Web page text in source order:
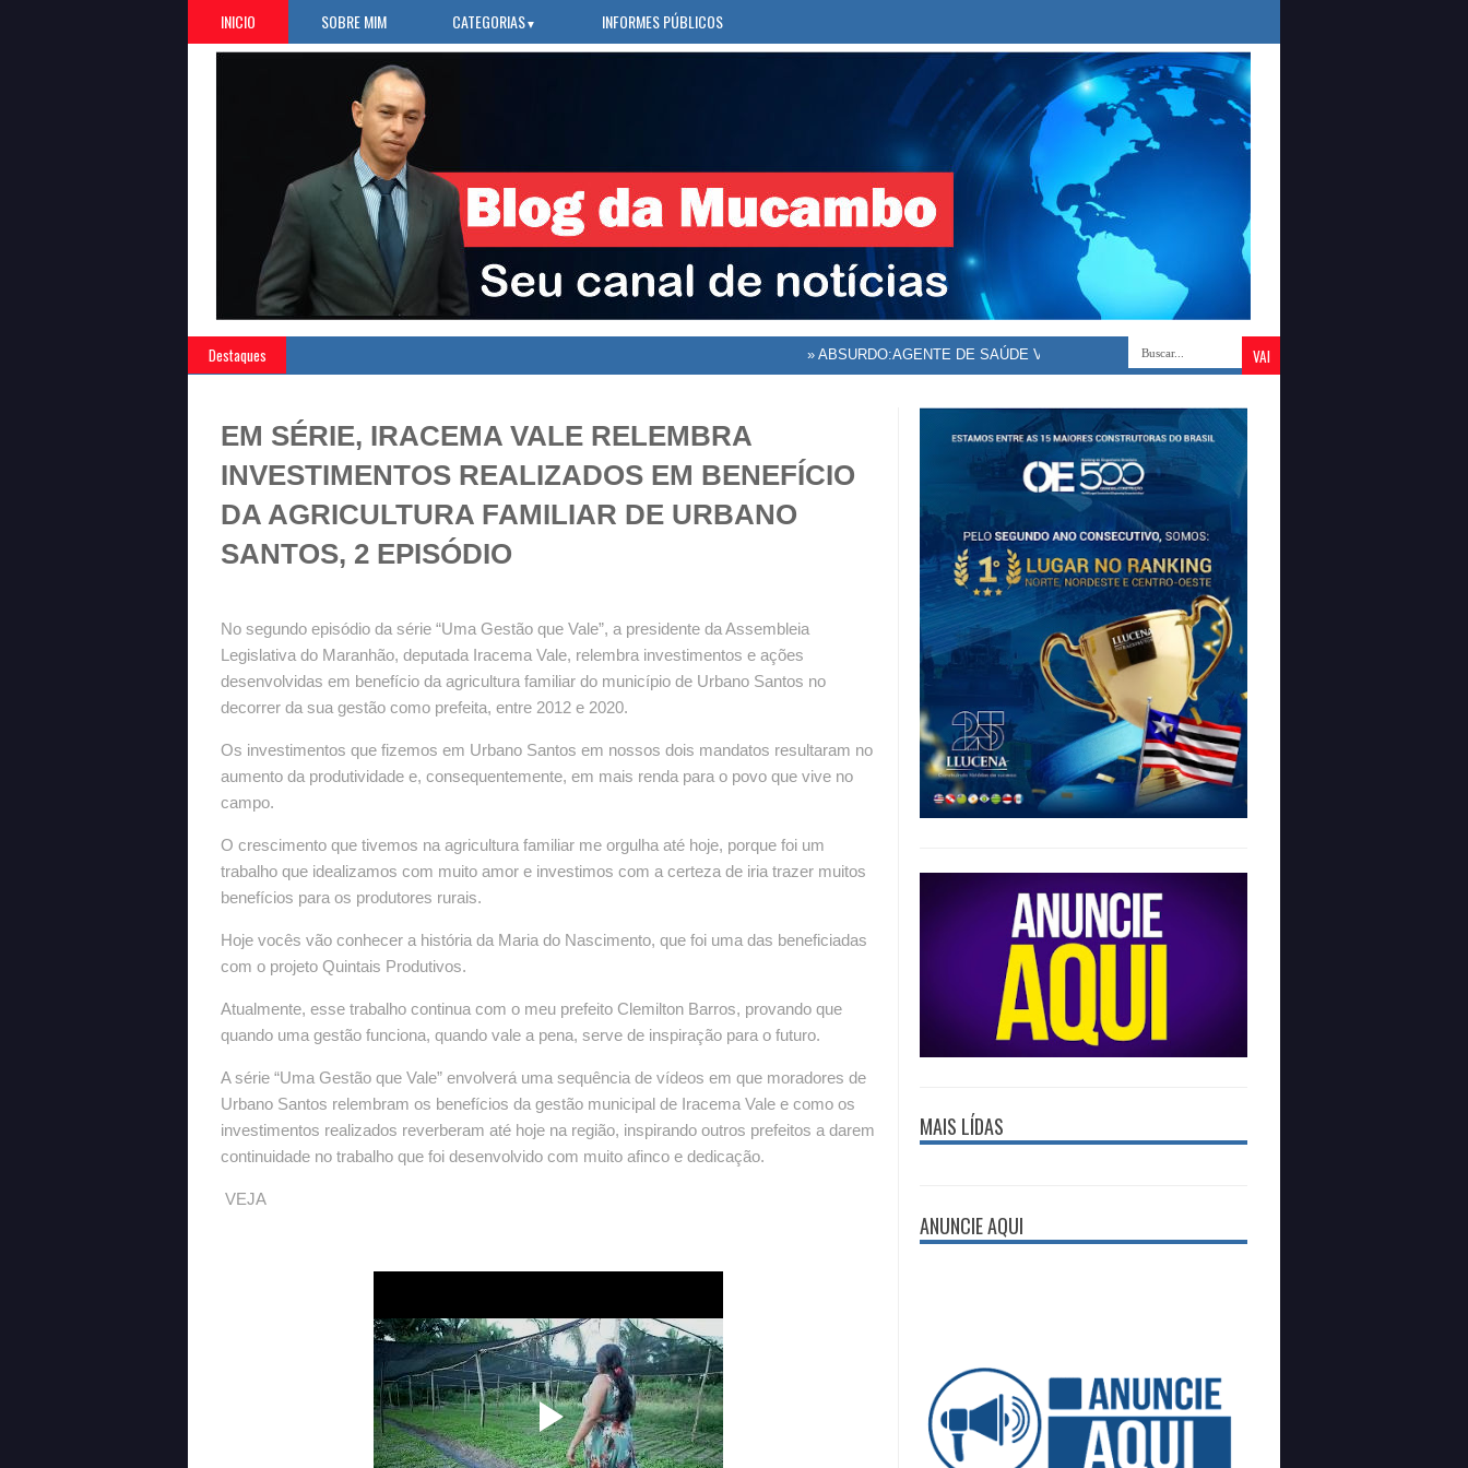
INICIO SOBRE MIM CATEGORIAS▼ INFORMES PÚBLICOS
Destaques ABSURDO:AGENTE DE SAÚDE VOLTA DE ATESTADO E É IMPEDIDO DE ASSINAR LIVRO DE
EM SÉRIE, IRACEMA VALE RELEMBRA
INVESTIMENTOS REALIZADOS EM BENEFÍCIO
DA AGRICULTURA FAMILIAR DE URBANO
SANTOS, 2 EPISÓDIO
No segundo episódio da série “Uma Gestão que Vale”, a presidente da Assembleia
Legislativa do Maranhão, deputada Iracema Vale, relembra investimentos e ações
desenvolvidas em benefício da agricultura familiar do município de Urbano Santos no
decorrer da sua gestão como prefeita, entre 2012 e 2020.
Os investimentos que fizemos em Urbano Santos em nossos dois mandatos resultaram no
aumento da produtividade e, consequentemente, em mais renda para o povo que vive no
campo.
O crescimento que tivemos na agricultura familiar me orgulha até hoje, porque foi um
trabalho que idealizamos com muito amor e investimos com a certeza de iria trazer muitos
benefícios para os produtores rurais.
Hoje vocês vão conhecer a história da Maria do Nascimento, que foi uma das beneficiadas
com o projeto Quintais Produtivos.
Atualmente, esse trabalho continua com o meu prefeito Clemilton Barros, provando que
quando uma gestão funciona, quando vale a pena, serve de inspiração para o futuro.
A série “Uma Gestão que Vale” envolverá uma sequência de vídeos em que moradores de
Urbano Santos relembram os benefícios da gestão municipal de Iracema Vale e como os
investimentos realizados reverberam até hoje na região, inspirando outros prefeitos a darem
continuidade no trabalho que foi desenvolvido com muito afinco e dedicação.
VEJA
MAIS LÍDAS
ANUNCIE AQUI